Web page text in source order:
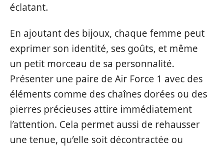
éclatant.
En ajoutant des bijoux, chaque femme peut
exprimer son identité, ses goûts, et même
un petit morceau de sa personnalité.
Présenter une paire de Air Force 1 avec des
éléments comme des chaînes dorées ou des
pierres précieuses attire immédiatement
l’attention. Cela permet aussi de rehausser
une tenue, qu’elle soit décontractée ou